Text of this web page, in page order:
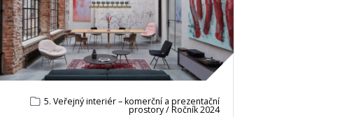
5. Veřejný interiér – komerční a prezentační
prostory / Ročník 2024